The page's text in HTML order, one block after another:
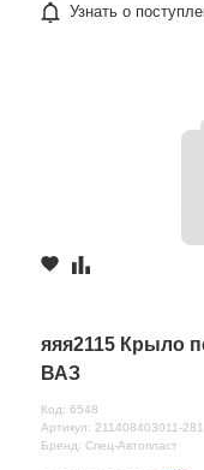
Узнать о
яяя2115 Крыло
ВАЗ
Код: 6548
Артикул: 211408403011-281
Бренд: Спец-Автопласт